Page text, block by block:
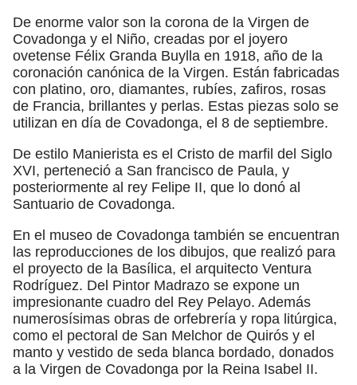
De enorme valor son la corona de la Virgen de
Covadonga y el Niño, creadas por el joyero
ovetense Félix Granda Buylla en 1918, año de la
coronación canónica de la Virgen. Están fabricadas
con platino, oro, diamantes, rubíes, zafiros, rosas
de Francia, brillantes y perlas. Estas piezas solo se
utilizan en día de Covadonga, el 8 de septiembre.
De estilo Manierista es el Cristo de marfil del Siglo
XVI, perteneció a San francisco de Paula, y
posteriormente al rey Felipe II, que lo donó al
Santuario de Covadonga.
En el museo de Covadonga también se encuentran
las reproducciones de los dibujos, que realizó para
el proyecto de la Basílica, el arquitecto Ventura
Rodríguez. Del Pintor Madrazo se expone un
impresionante cuadro del Rey Pelayo. Además
numerosísimas obras de orfebrería y ropa litúrgica,
como el pectoral de San Melchor de Quirós y el
manto y vestido de seda blanca bordado, donados
a la Virgen de Covadonga por la Reina Isabel II.